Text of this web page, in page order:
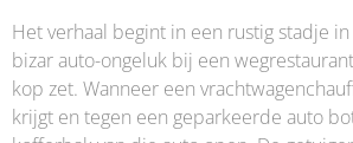
Het verhaal begint in een rustig stadje
bizar auto-ongeluk bij een
kop zet. Wanneer een
krijgt en tegen een geparkeerde auto